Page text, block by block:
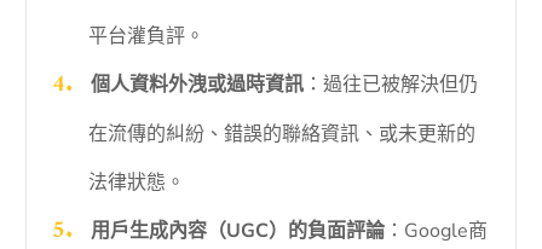
平台灌負評。
個人資料外洩或過時資訊：過往已被解決但仍
在流傳的糾紛、錯誤的聯絡資訊、或未更新的
法律狀態。
用戶生成內容（UGC）的負面評論：Google商